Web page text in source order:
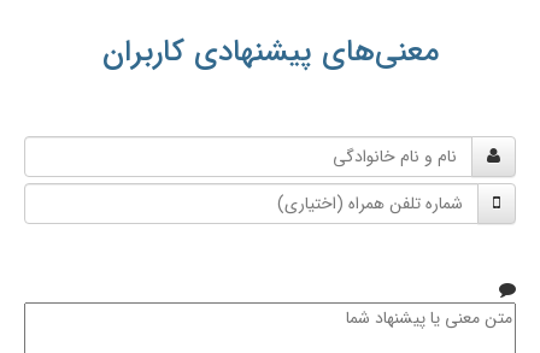
معنی‌های پیشنهادی کاربران
و
نام
خانوادگی
شماره
تلفن
متن